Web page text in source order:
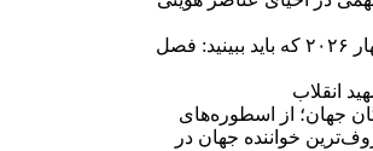
۱۰انیمه برتر بهار ۲۰۲۶ که باید ببینید: فصل
انقلاب
جهان؛ از اسطوره‌های
خواننده جهان در